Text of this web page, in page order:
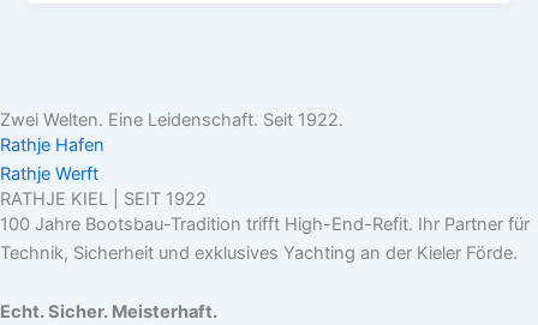
Zwei Welten. Eine Leidenschaft. Seit 1922.
Rathje Hafen
Rathje Werft
RATHJE KIEL | SEIT 1922
100 Jahre Bootsbau-Tradition trifft High-End-Refit. Ihr Partner für
Technik, Sicherheit und exklusives Yachting an der Kieler Förde.
Echt. Sicher. Meisterhaft.